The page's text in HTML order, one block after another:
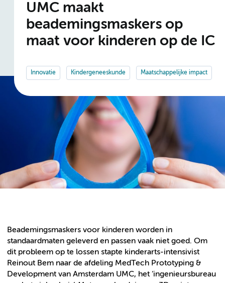
UMC maakt
beademingsmaskers op
maat voor kinderen op de IC
Innovatie Kindergeneeskunde Maatschappelijke impact
Beademingsmaskers voor kinderen worden in
standaardmaten geleverd en passen vaak niet goed. Om
dit probleem op te lossen stapte kinderarts-intensivist
Reinout Bem naar de afdeling MedTech Prototyping &
Development van Amsterdam UMC, het ‘ingenieursbureau